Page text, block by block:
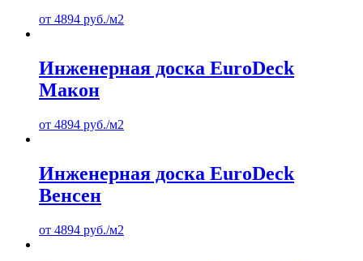
от 4894 руб./м2
Инженерная доска EuroDeck
Макон
от 4894 руб./м2
Инженерная доска EuroDeck
Венсен
от 4894 руб./м2